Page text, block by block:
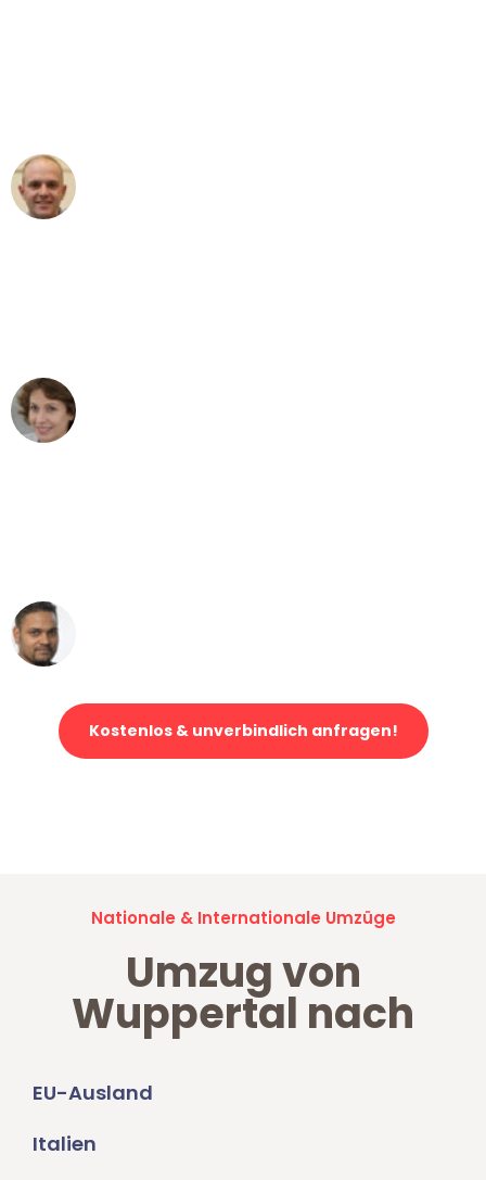
Kostenlos & unverbindlich anfragen!
Nationale & Internationale Umzüge
Umzug von
Wuppertal nach
EU-Ausland
Italien